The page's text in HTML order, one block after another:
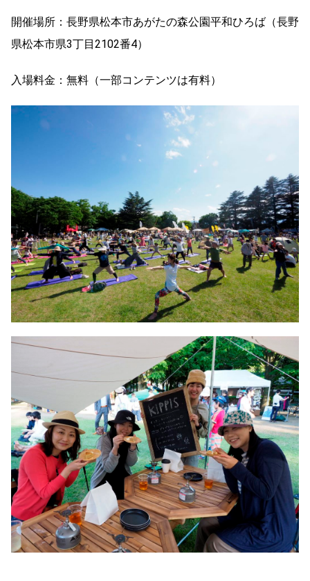
開催場所：長野県松本市あがたの森公園平和ひろば（長野
県松本市県3丁目2102番4）
入場料金：無料（一部コンテンツは有料）